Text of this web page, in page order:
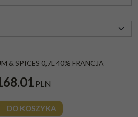
& SPICES 0,7L 40% FRANCJA
PLN
DO KOSZYKA